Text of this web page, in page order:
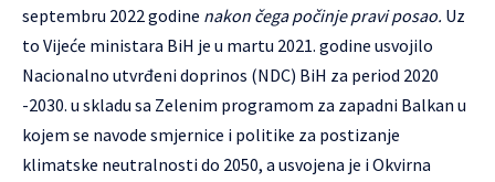
septembru 2022 godine nakon čega počinje pravi posao. Uz
to Vijeće ministara BiH je u martu 2021. godine usvojilo
Nacionalno utvrđeni doprinos (NDC) BiH za period 2020
-2030. u skladu sa Zelenim programom za zapadni Balkan u
kojem se navode smjernice i politike za postizanje
klimatske neutralnosti do 2050, a usvojena je i Okvirna